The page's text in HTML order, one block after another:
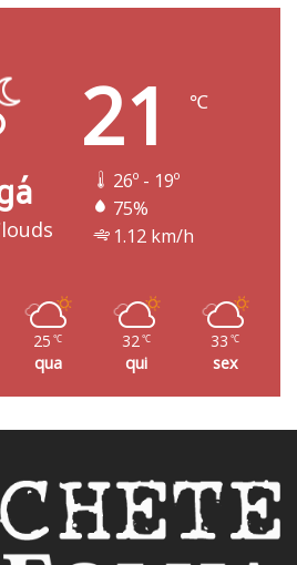
21 ℃
26º - 19º
75%
1.12 km/h
25 ℃
qua
32 ℃
qui
33 ℃
sex